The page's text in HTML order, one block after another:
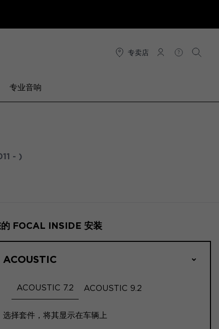
专卖店
连接 帮助 搜索
专业音响
- )
FOCAL INSIDE 安装
ACOUSTIC
ACOUSTIC 7.2 ACOUSTIC 9.2
选择套件，将其显示在车辆上